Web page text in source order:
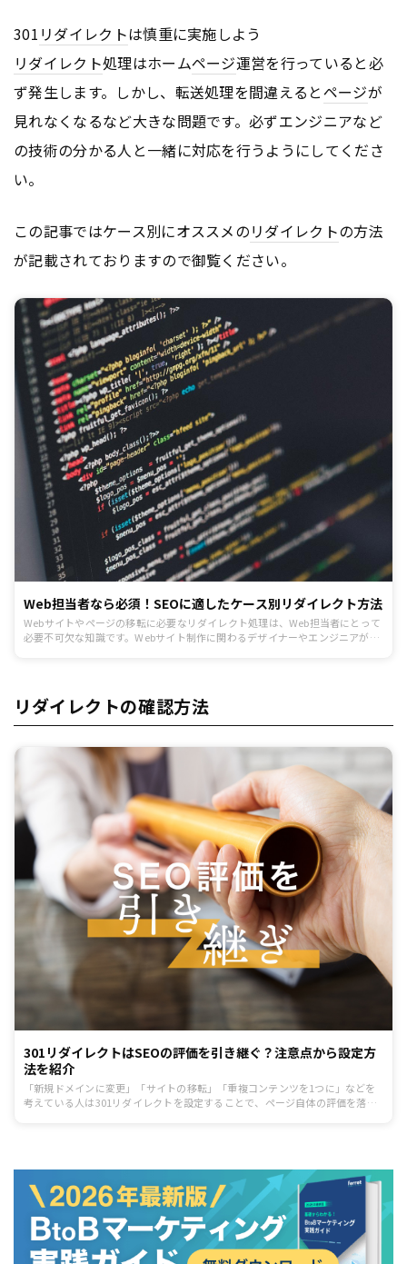
301 リダイレクトは慎重に実施しよう
リダイレクト処理はホームページ運営を行っていると必
ず発生します。しかし、転送処理を間違えるとページが
見れなくなるなど大きな問題です。必ずエンジニアなど
の技術の分かる人と一緒に対応を行うようにしてくださ
い。
この記事ではケース別にオススメのリダイレクトの方法
が記載されておりますので御覧ください。
Web担当者なら必須！SEOに適したケース別リダイレクト方法
Webサイトやページの移転に必要なリダイレクト処理は、Web担当者にとって
必要不可欠な知識です。Webサイト制作に関わるデザイナーやエンジニアが、
スの影響を与えます。
リダイレクトの確認方法
301リダイレクトはSEOの評価を引き継ぐ？注意点から設定方
法を紹介
「新規ドメインに変更」「サイトの移転」「重複コンテンツを1つに」などを
考えている人は301リダイレクトを設定することで、ページ自体の評価を落と